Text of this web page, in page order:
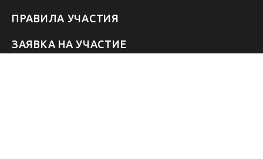
ПРАВИЛА УЧАСТИЯ
ЗАЯВКА НА УЧАСТИЕ